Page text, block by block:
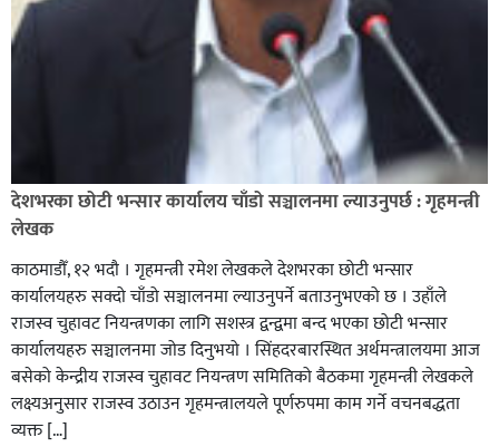
देशभरका छोटी भन्सार कार्यालय चाँडो सञ्चालनमा ल्याउनुपर्छ : गृहमन्त्री
लेखक
काठमाडौँ, १२ भदौ । गृहमन्त्री रमेश लेखकले देशभरका छोटी भन्सार
कार्यालयहरु सक्दो चाँडो सञ्चालनमा ल्याउनुपर्ने बताउनुभएको छ । उहाँले
राजस्व चुहावट नियन्त्रणका लागि सशस्त्र द्वन्द्वमा बन्द भएका छोटी भन्सार
कार्यालयहरु सञ्चालनमा जोड दिनुभयो । सिंहदरबारस्थित अर्थमन्त्रालयमा आज
बसेको केन्द्रीय राजस्व चुहावट नियन्त्रण समितिको बैठकमा गृहमन्त्री लेखकले
लक्ष्यअनुसार राजस्व उठाउन गृहमन्त्रालयले पूर्णरुपमा काम गर्ने वचनबद्धता
व्यक्त […]